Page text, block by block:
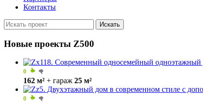
Контакты
Искать
Новые проекты Z500
0
162 м² + гараж 25 м²
0